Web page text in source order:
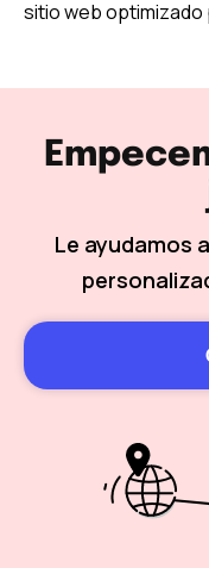
sitio web optimizado
Le ayudamos